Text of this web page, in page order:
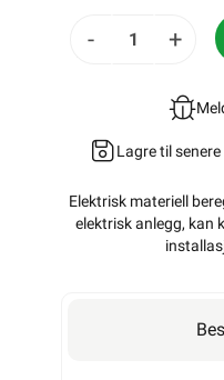
- +
Lagre til senere
Elektrisk materiell
elektrisk anlegg, kan